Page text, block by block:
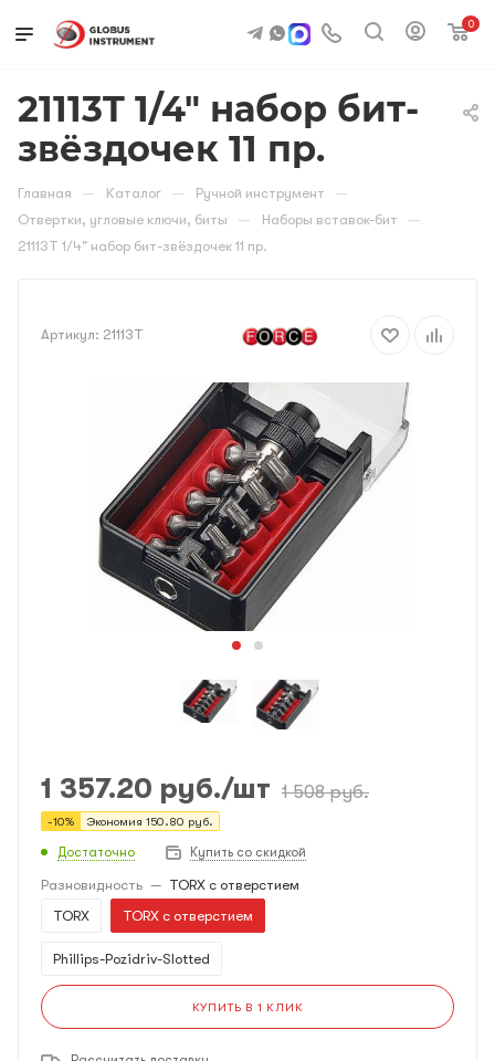
0
21113T 1/4" набор бит-
звёздочек 11 пр.
Главная — Каталог — Ручной инструмент —
Отвертки, угловые ключи, биты — Наборы вставок-бит —
21113T 1/4" набор бит-звёздочек 11 пр.
Артикул: 21113T
1 357.20 руб./шт 1 508руб.
-10% Экономия 150.80 руб.
Достаточно Купить со скидкой
Разновидность — TORX с отверстием
TORX
TORX с отверстием
​Phillips-Pozidriv-Slotted
КУПИТЬ В 1 КЛИК